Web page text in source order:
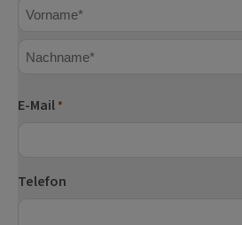
E-Mail *
Telefon